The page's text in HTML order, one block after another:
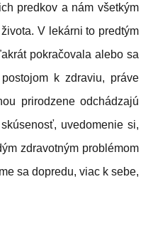
predkov a nám všetkým
V lekárni to predtým
pokračovala alebo sa
k zdraviu, práve
prirodzene odchádzajú
uvedomenie si,
zdravotným problémom
sa dopredu, viac k sebe,